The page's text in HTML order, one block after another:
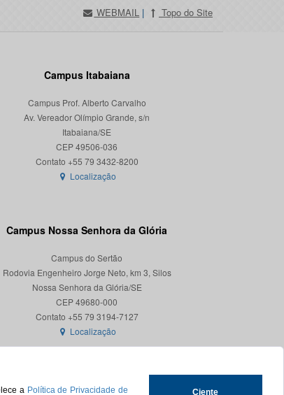
a Política de Privacidade de Ciente
WEBMAIL | Topo do Site
Campus Itabaiana
Campus Prof. Alberto Carvalho
Av. Vereador Olímpio Grande, s/n
Itabaiana/SE
CEP 49506-036
Localização
Campus Nossa Senhora da Glória
Campus do Sertão
Rodovia Engenheiro Jorge Neto, km 3, Silos
Nossa Senhora da Glória/SE
CEP 49680-000
Contato +55 79 3194-7127
Localização